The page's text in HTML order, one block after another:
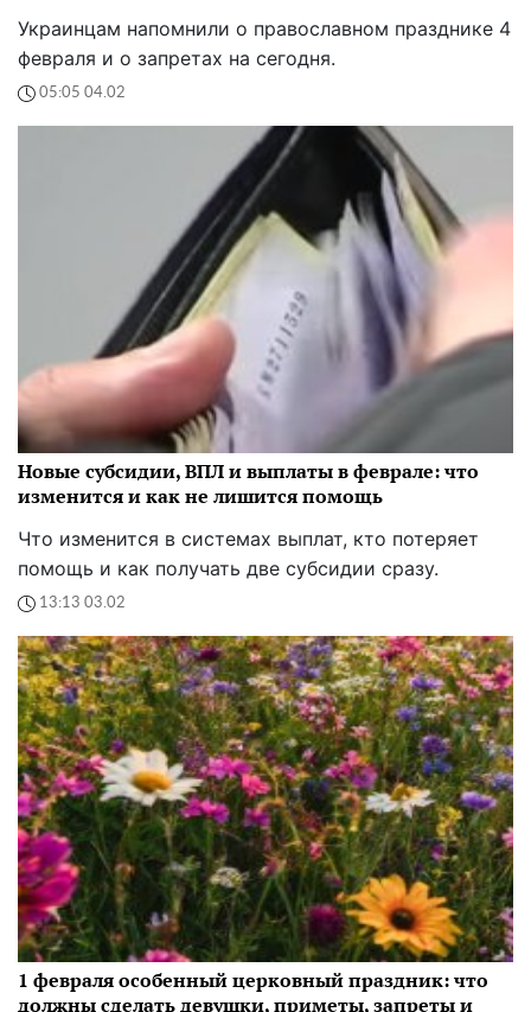
Украинцам напомнили о православном празднике 4
февраля и о запретах на сегодня.
05:05 04.02
Новые субсидии, ВПЛ и выплаты в феврале: что
изменится и как не лишится помощь
Что изменится в системах выплат, кто потеряет
помощь и как получать две субсидии сразу.
13:13 03.02
1 февраля особенный церковный праздник: что
должны сделать девушки, приметы, запреты и